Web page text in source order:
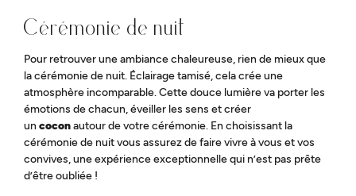
Cérémonie de nuit
Pour retrouver une ambiance chaleureuse, rien de mieux que
la cérémonie de nuit. Éclairage tamisé, cela crée une
atmosphère incomparable. Cette douce lumière va porter les
émotions de chacun, éveiller les sens et créer
un coconautour de votre cérémonie. En choisissant la
cérémonie de nuit vous assurez de faire vivre à vous et vos
convives, une expérience exceptionnelle qui n’est pas prête
d’être oubliée !